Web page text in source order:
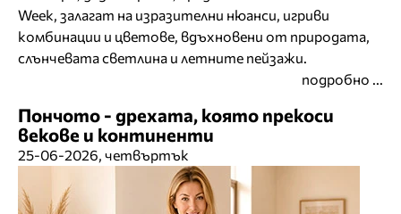
Week, залагат на изразителни нюанси, игриви
комбинации и цветове, вдъхновени от природата,
слънчевата светлина и летните пейзажи.
подробно ...
Пончото - дрехата, която прекоси
векове и континенти
25-06-2026, четвъртък